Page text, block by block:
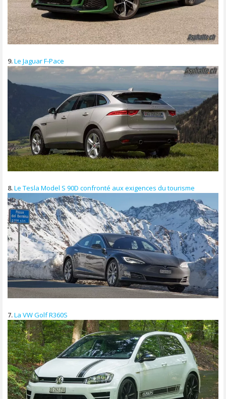
9.Le Jaguar F-Pace
8.Le Tesla Model S 90D confronté aux exigences du tourisme
7.La VW Golf R360S